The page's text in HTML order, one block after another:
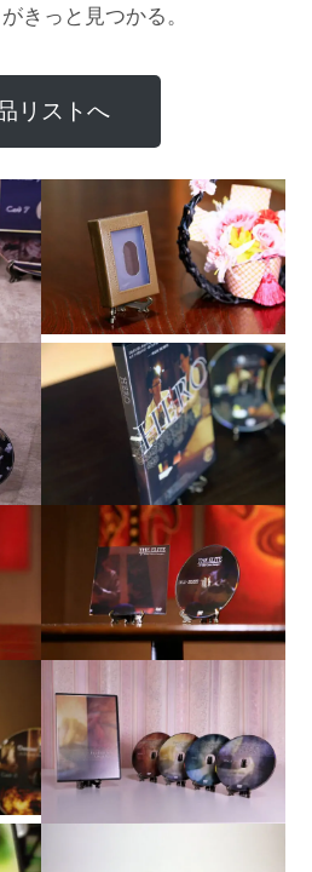
きっと見つかる。
リストへ